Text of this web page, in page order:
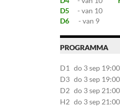
D5
- van 10
D6
- van 9
PROGRAMMA
D1 do 3 sep 19:00
D3 do 3 sep 19:00
D2 do 3 sep 21:00
H2 do 3 sep 21:00